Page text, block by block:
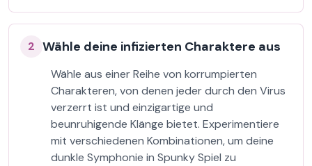
2 Wähle deine infizierten Charaktere aus
Wähle aus einer Reihe von korrumpierten
Charakteren, von denen jeder durch den Virus
verzerrt ist und einzigartige und
beunruhigende Klänge bietet. Experimentiere
mit verschiedenen Kombinationen, um deine
dunkle Symphonie in Spunky Spiel zu